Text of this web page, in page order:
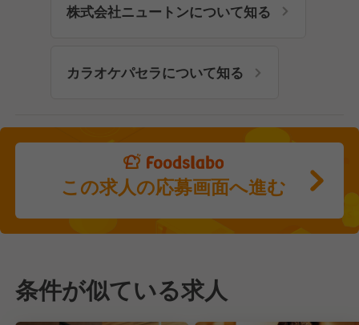
株式会社ニュートンについて知る
カラオケパセラについて知る
この求人の応募画面へ進む
条件が似ている求人